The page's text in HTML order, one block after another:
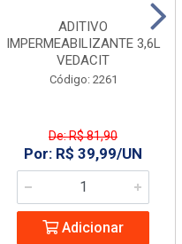
ADITIVO
IMPERMEABILIZANTE 3,6L
VEDACIT
Código: 2261
De: R$ 81,90
Por: R$ 39,99/UN
Adicionar